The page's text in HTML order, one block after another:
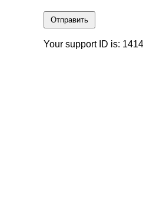
Отправить
Your support ID is: